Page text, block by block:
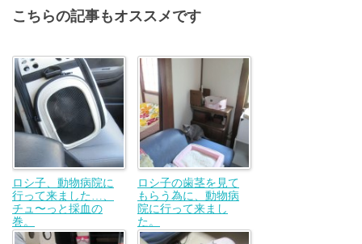
こちらの記事もオススメです
ロシ子、動物病院に
行って来ました…、
チュ〜っと採血の
巻。
ロシ子の歯茎を見て
もらう為に、動物病
院に行って来まし
た。